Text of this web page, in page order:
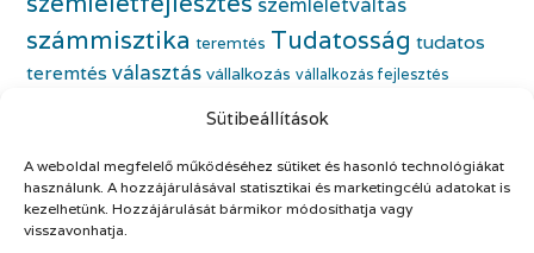
Sütibeállítások
A weboldal megfelelő működéséhez sütiket és hasonló technológiákat
használunk. A hozzájárulásával statisztikai és marketingcélú adatokat is
kezelhetünk. Hozzájárulását bármikor módosíthatja vagy
visszavonhatja.
számmisztika teremtés Tudatosság tudatos
teremtés választás vállalkozás vállalkozás fejlesztés
önismeret önszeretet önértékelés